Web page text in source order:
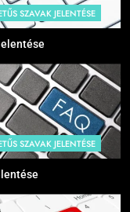
SZAVAK JELENTÉSE
SZAVAK JELENTÉSE